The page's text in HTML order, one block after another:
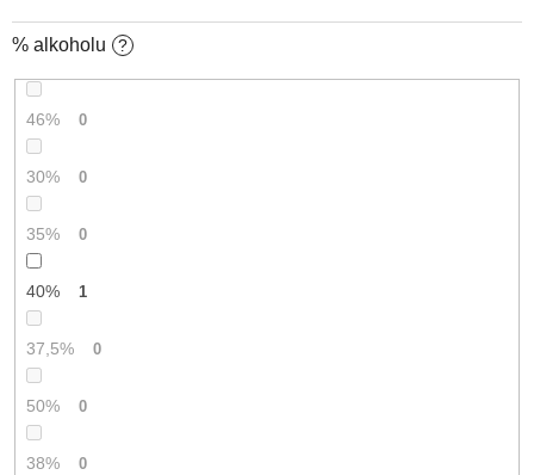
% alkoholu ?
46% 0
30% 0
35% 0
40% 1
37,5% 0
50% 0
38% 0